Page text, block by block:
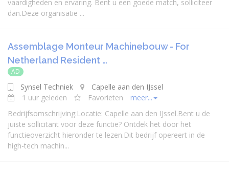
vaardigheden en ervaring. Bent u een goede match, solliciteer
dan.Deze organisatie ...
Assemblage Monteur Machinebouw - For
Netherland Resident …
AD
Synsel Techniek
Capelle aan den IJssel
1 uur geleden
Favorieten
meer...
Bedrijfsomschrijving:Locatie: Capelle aan den IJssel.Bent u de
juiste sollicitant voor deze functie? Ontdek het door het
functieoverzicht hieronder te lezen.Dit bedrijf opereert in de
high-tech machin...